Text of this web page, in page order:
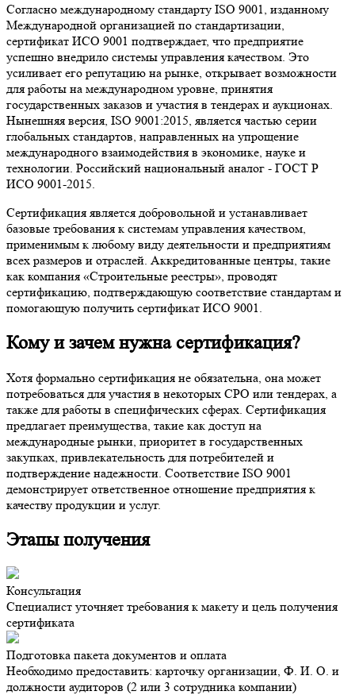
Согласно международному стандарту ISO 9001, изданному
Международной организацией по стандартизации,
сертификат ИСО 9001 подтверждает, что предприятие
успешно внедрило системы управления качеством. Это
усиливает его репутацию на рынке, открывает возможности
для работы на международном уровне, принятия
государственных заказов и участия в тендерах и аукционах.
Нынешняя версия, ISO 9001:2015, является частью серии
глобальных стандартов, направленных на упрощение
международного взаимодействия в экономике, науке и
технологии. Российский национальный аналог - ГОСТ Р
ИСО 9001-2015.
Сертификация является добровольной и устанавливает
базовые требования к системам управления качеством,
применимым к любому виду деятельности и предприятиям
всех размеров и отраслей. Аккредитованные центры, такие
как компания «Строительные реестры», проводят
сертификацию, подтверждающую соответствие стандартам и
помогающую получить сертификат ИСО 9001.
Кому и зачем нужна сертификация?
Хотя формально сертификация не обязательна, она может
потребоваться для участия в некоторых СРО или тендерах, а
также для работы в специфических сферах. Сертификация
предлагает преимущества, такие как доступ на
международные рынки, приоритет в государственных
закупках, привлекательность для потребителей и
подтверждение надежности. Соответствие ISO 9001
демонстрирует ответственное отношение предприятия к
качеству продукции и услуг.
Этапы получения
Консультация
Специалист уточняет требования к макету и цель получения
сертификата
Подготовка пакета документов и оплата
Необходимо предоставить: карточку организации, Ф. И. О. и
должности аудиторов (2 или 3 сотрудника компании)